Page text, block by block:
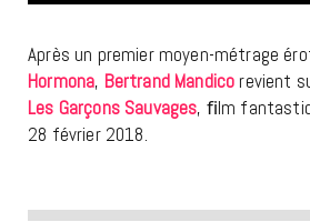
Après un premier moyen-métrage
Hormona, Bertrand Mandico revient
Les Garçons Sauvages, ﬁlm
28 février 2018.